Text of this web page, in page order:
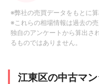
※弊社の売買データをもとに算
※これらの相場情報は過去の
独自のアンケートから算出さ
るものではありません。
江東区の中古マ